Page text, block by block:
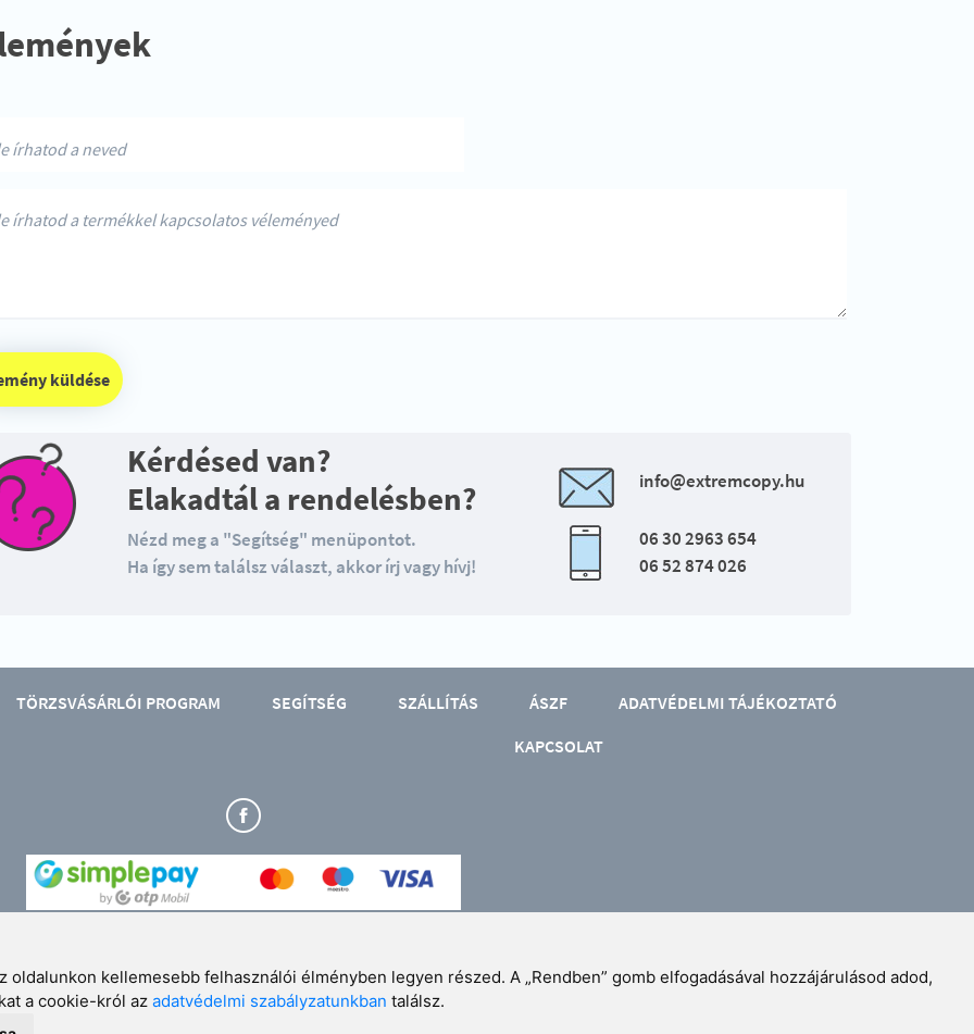
oldalunkon kellemesebb felhasználói élményben legyen részed. A „Rendben” gomb elfogadásával hozzájárulásod adod,
a cookie-król azadatvédelmi szabályzatunkban találsz.
vélemény küldése
Kérdésed van?
Elakadtál a rendelésben?
Nézd meg a "Segítség" menüpontot.
Ha így sem találsz választ, akkor írj vagy hívj!
info@extremcopy.hu
06 30 2963 654
06 52 874 026
TÖRZSVÁSÁRLÓI PROGRAM SEGÍTSÉG SZÁLLÍTÁS ÁSZF
ADATVÉDELMI TÁJÉKOZTATÓ
KAPCSOLAT
info@extremcopy.hu
06 30 2963 654